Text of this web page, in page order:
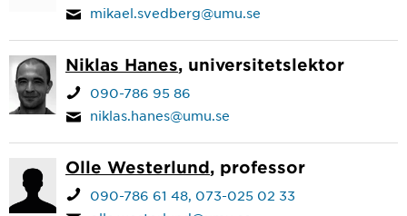
mikael.svedberg@umu.se
Niklas Hanes, universitetslektor
090-786 95 86
niklas.hanes@umu.se
Olle Westerlund, professor
090-786 61 48 073-025 02 33